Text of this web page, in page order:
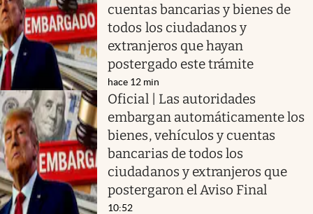
cuentas bancarias y bienes de
todos los ciudadanos y
extranjeros que hayan
postergado este trámite
hace 12 min
Oficial | Las autoridades
embargan automáticamente los
bienes, vehículos y cuentas
bancarias de todos los
ciudadanos y extranjeros que
postergaron el Aviso Final
10:52